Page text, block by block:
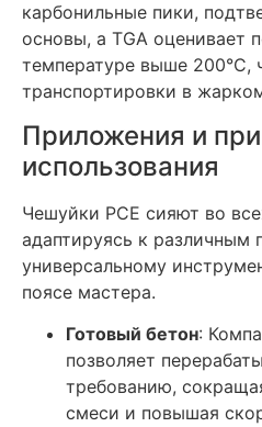
карбонильные пики,
основы, а TGA оценивает
температуре выше 200°C,
транспортировки в
Приложения и
использования
Чешуйки PCE сияют во
адаптируясь к различным
универсальному
поясе мастера.
Готовый бетон:
позволяет
требованию,
смеси и повышая